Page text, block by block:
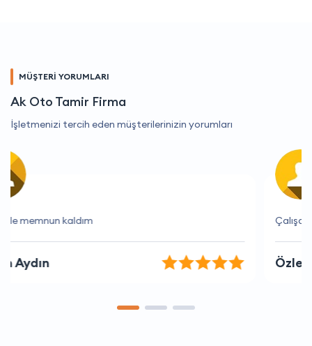
MÜŞTERİ YORUMLARI
Ak Oto Tamir Firma
İşletmenizi tercih eden müşterilerinizin yorumları
Çalışanlar çok kibar ve yardımsever.
Özlem Özgür